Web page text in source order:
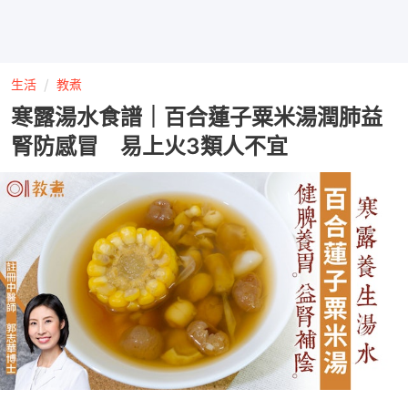
生活 教煮
寒露湯水食譜｜百合蓮子粟米湯潤肺益
腎防感冒 易上火3類人不宜